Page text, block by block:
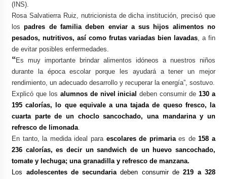
(INS).
Rosa Salvatierra Ruiz, nutricionista de dicha institución, precisó que
lospadres de familia deben enviar a sus hijos alimentos no
pesados, nutritivos, así como frutas variadas bien lavadas, a fin
de evitar posibles enfermedades.
“Es muy importante brindar alimentos idóneos a nuestros niños
durante la época escolar porque les ayudará a tener un mejor
rendimiento, un adecuado desarrollo y recuperar la energía”, sostuvo.
Explicó que los alumnos de nivel inicial deben consumir de 130 a
195 calorías, lo que equivale a una tajada de queso fresco, la
cuarta parte de un choclo sancochado, una mandarina y un
refresco de limonada.
En tanto, la medida ideal para escolares de primariaes de158 a
236 calorías, es decir un sandwich de un huevo sancochado,
tomate y lechuga; una granadilla y refresco de manzana.
Los adolescentes de secundariadeben consumir de219 a 328